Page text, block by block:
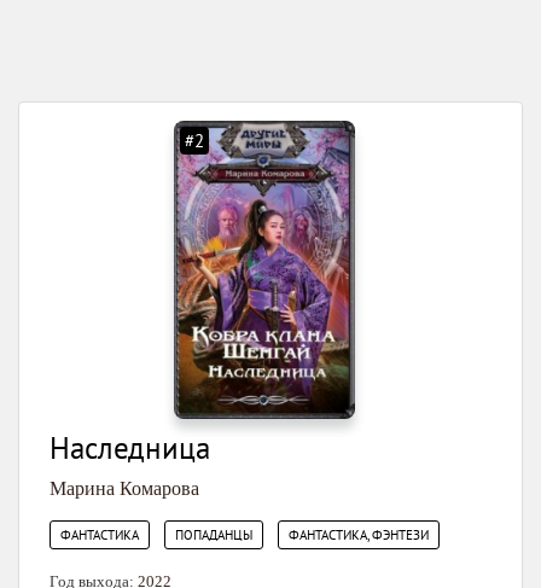
#2
Наследница
Марина Комарова
ФАНТАСТИКА ПОПАДАНЦЫ ФАНТАСТИКА, ФЭНТЕЗИ
Год выхода: 2022